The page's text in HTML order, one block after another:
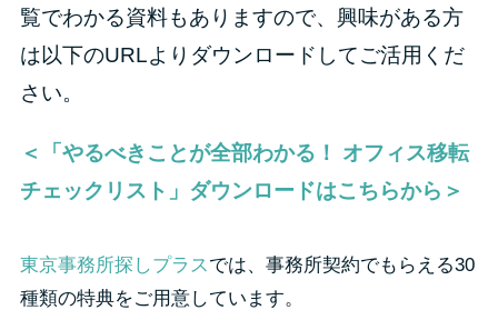
覧でわかる資料もありますので、興味がある方
は以下のURLよりダウンロードしてご活用くだ
さい。
＜「やるべきことが全部わかる！ オフィス移転
チェックリスト」ダウンロードはこちらから＞
東京事務所探しプラスでは、事務所契約でもらえる30
種類の特典をご用意しています。